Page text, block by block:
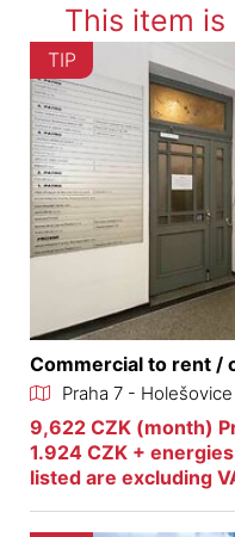
This item
TIP
Commercial to rent /
Praha 7 - Holešovice
9,622 CZK (month)
1.924 CZK +
listed are excluding